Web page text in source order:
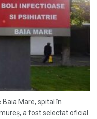
Mare, spital în
a fost selectat oficial